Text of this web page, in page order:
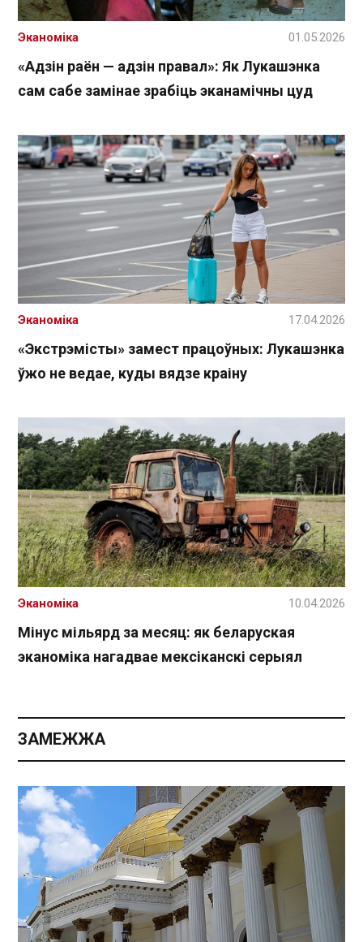
«Адзін раён — адзін правал»: Як Лукашэнка
сам сабе замінае зрабіць эканамічны цуд
Эканоміка 01.05.2026
«Экстрэмісты» замест працоўных: Лукашэнка
ўжо не ведае, куды вядзе краіну
Эканоміка 17.04.2026
Мінус мільярд за месяц: як беларуская
эканоміка нагадвае мексіканскі серыял
Эканоміка 10.04.2026
ЗАМЕЖЖА